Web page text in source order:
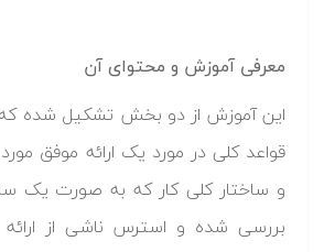
معرفی آموزش و محتوای آن
این آموزش از دو بخش تشکیل شده
قواعد کلی در مورد یک ارائه موفق
و ساختار کلی کار که به صورت یک
بررسی شده و استرس ناشی از ارائه